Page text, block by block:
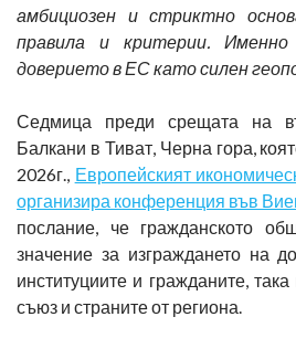
амбициозен и стриктно
правила и критерии.
доверието в ЕС като силен
Седмица преди срещата на
Балкани в Тиват, Черна гора,
2026г., Европейският
организира конференция във
послание, че гражданското
значение за изграждането на
институциите и гражданите,
съюз и страните от региона.